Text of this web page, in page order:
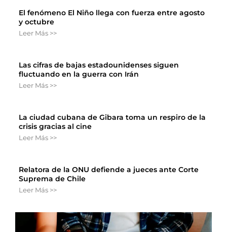
El fenómeno El Niño llega con fuerza entre agosto
y octubre
Leer Más >>
Las cifras de bajas estadounidenses siguen
fluctuando en la guerra con Irán
Leer Más >>
La ciudad cubana de Gibara toma un respiro de la
crisis gracias al cine
Leer Más >>
Relatora de la ONU defiende a jueces ante Corte
Suprema de Chile
Leer Más >>